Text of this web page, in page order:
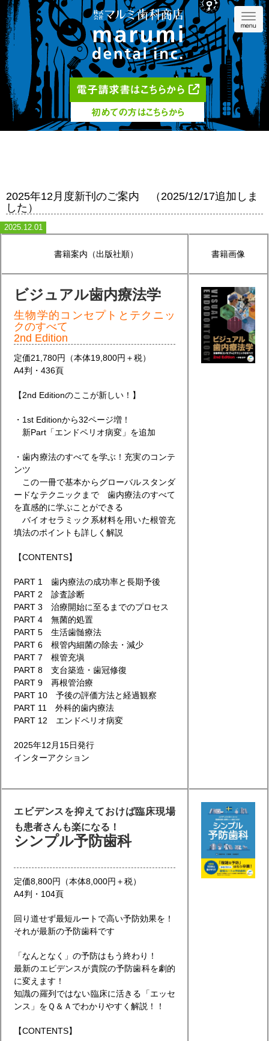
menu
電子請求書はこちらから
初めての方はこちらから
2025年12月度新刊のご案内 （2025/12/17追加しま
した）
2025.12.01
書籍案内（出版社順） 書籍画像
ビジュアル歯内療法学
生物学的コンセプトとテクニッ
クのすべて
2nd Edition
定価21,780円（本体19,800円＋税）
A4判・436頁
【2nd Editionのここが新しい！】
・1st Editionから32ページ増！
新Part「エンドペリオ病変」を追加
・歯内療法のすべてを学ぶ！充実のコンテ
ンツ
この一冊で基本からグローバルスタンダ
ードなテクニックまで 歯内療法のすべて
を直感的に学ぶことができる
バイオセラミック系材料を用いた根管充
填法のポイントも詳しく解説
【CONTENTS】
PART 1 歯内療法の成功率と長期予後
PART 2 診査診断
PART 3 治療開始に至るまでのプロセス
PART 4 無菌的処置
PART 5 生活歯髄療法
PART 6 根管内細菌の除去・減少
PART 7 根管充塡
PART 8 支台築造・歯冠修復
PART 9 再根管治療
PART 10 予後の評価方法と経過観察
PART 11 外科的歯内療法
PART 12 エンドペリオ病変
2025年12月15日発行
インターアクション
エビデンスを抑えておけば臨床現場
も患者さんも楽になる！
シンプル予防歯科
定価8,800円（本体8,000円＋税）
A4判・104頁
回り道せず最短ルートで高い予防効果を！
それが最新の予防歯科です
「なんとなく」の予防はもう終わり！
最新のエビデンスが貴院の予防歯科を劇的
に変えます！
知識の羅列ではない臨床に活きる「エッセ
ンス」をＱ＆Ａでわかりやすく解説！！
【CONTENTS】